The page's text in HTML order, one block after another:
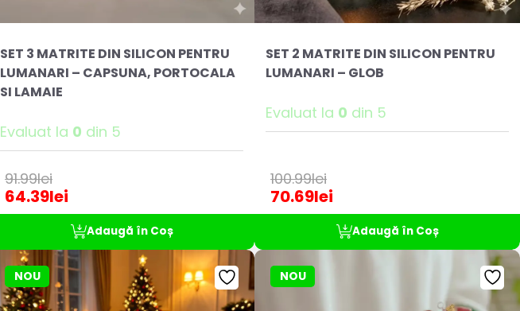
SET 3 MATRITE DIN SILICON PENTRU
LUMANARI – CAPSUNA, PORTOCALA
SI LAMAIE
Evaluat la 0 din 5
91.99lei
64.39lei
Adaugă în Coș
SET 2 MATRITE DIN SILICON PENTRU
LUMANARI – GLOB
Evaluat la 0 din 5
100.99lei
70.69lei
Adaugă în Coș
NOU NOU